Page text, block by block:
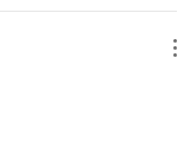
... 끝없는 구속의 틈
르바의 여행을 따라
삶을 반추할 수 있는
바가 바라보던 지중
닌 춤으로, 산투리
르바는 지독한 수다
든다. 부럽다. ) 질